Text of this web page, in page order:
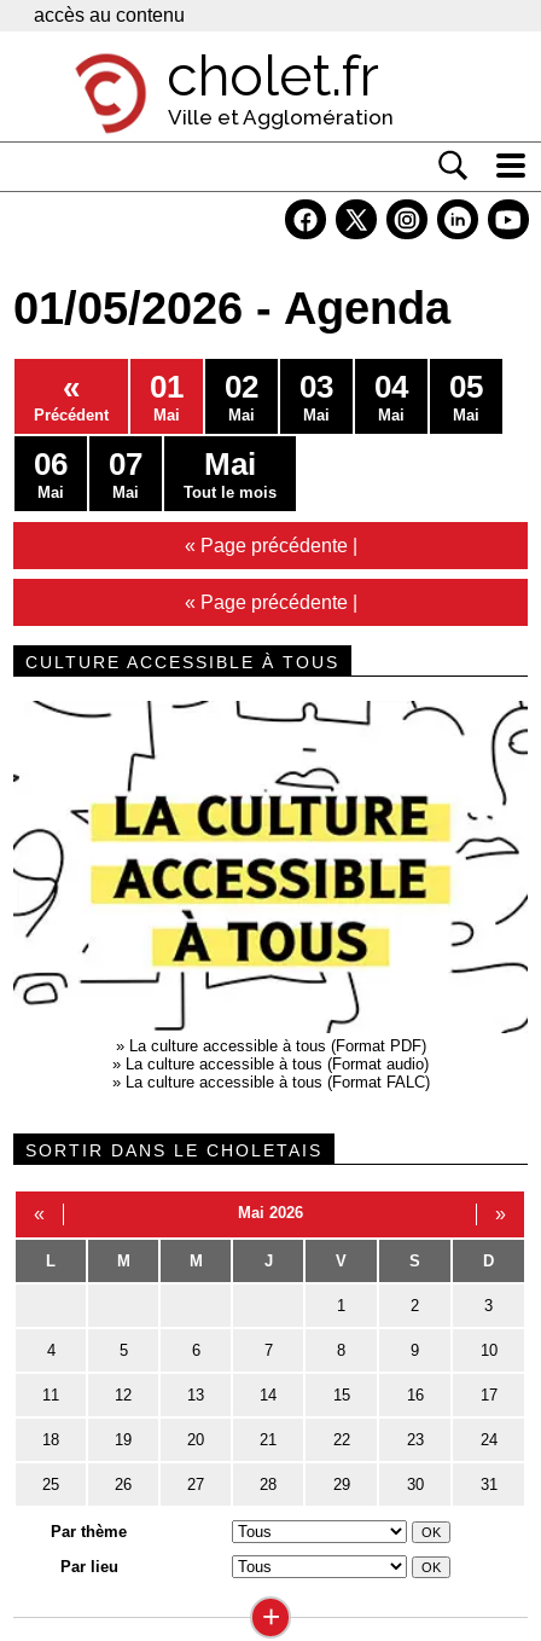
Panneau de gestion des cookies
accès au contenu
cholet.fr
Ville et Agglomération
Economie
Services
Contacts
01/05/2026 - Agenda
«
Précédent
01
Mai
02
Mai
03
Mai
04
Mai
05
Mai
06
Mai
07
Mai
Mai
Tout le mois
« Page précédente|
« Page précédente|
CULTURE ACCESSIBLE À TOUS
» La culture accessible à tous (Format PDF)
» La culture accessible à tous (Format audio)
» La culture accessible à tous (Format FALC)
SORTIR DANS LE CHOLETAIS
« Mai 2026 »
L M M J V S D
1 2 3
4 5 6 7 8 9 10
11 12 13 14 15 16 17
18 19 20 21 22 23 24
25 26 27 28 29 30 31
Par thème
Par lieu
+